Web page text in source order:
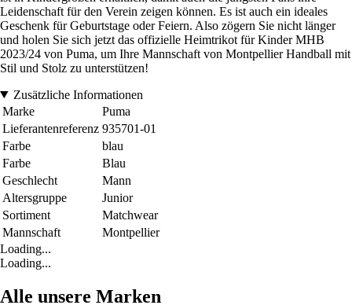
Leidenschaft für den Verein zeigen können. Es ist auch ein ideales
Geschenk für Geburtstage oder Feiern. Also zögern Sie nicht länger
und holen Sie sich jetzt das offizielle Heimtrikot für Kinder MHB
2023/24 von Puma, um Ihre Mannschaft von Montpellier Handball mit
Stil und Stolz zu unterstützen!
Zusätzliche Informationen
Marke
Puma
Lieferantenreferenz 935701-01
Farbe
blau
Farbe
Blau
Geschlecht
Mann
Altersgruppe
Junior
Sortiment
Matchwear
Mannschaft
Montpellier
Loading...
Loading...
Alle unsere Marken